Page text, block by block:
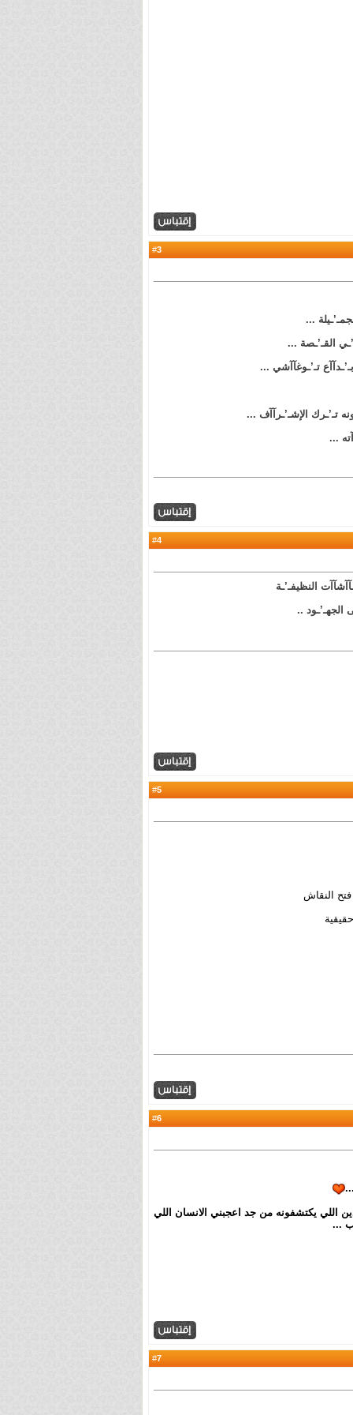
3
...
القـ’ـصة ...
تـ’ـوغآآشي ...
تـ’ـرك الإشـ’ـرآآف ...
...
4
النظيفـ’ـة
الجهـ’ـود ..
5
النقاش
6
اللي يكتشفونه من جد اعجبني الانسان اللي
...
7